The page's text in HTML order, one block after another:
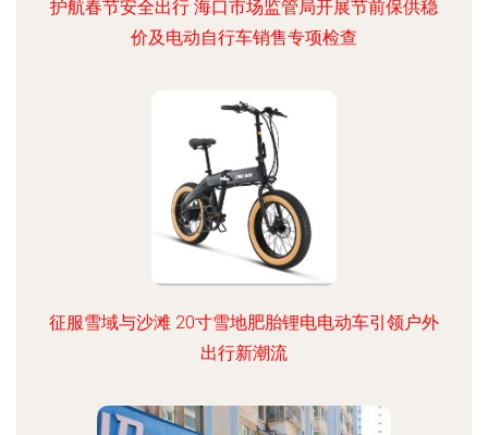
护航春节安全出行 海口市场监管局开展节前保供稳
价及电动自行车销售专项检查
征服雪域与沙滩 20寸雪地肥胎锂电电动车引领户外
出行新潮流